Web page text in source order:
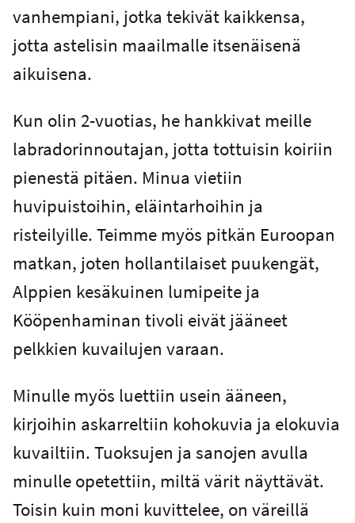
vanhempiani, jotka tekivät kaikkensa,
jotta astelisin maailmalle itsenäisenä
aikuisena.
Kun olin 2-vuotias, he hankkivat meille
labradorinnoutajan, jotta tottuisin koiriin
pienestä pitäen. Minua vietiin
huvipuistoihin, eläintarhoihin ja
risteilyille. Teimme myös pitkän Euroopan
matkan, joten hollantilaiset puukengät,
Alppien kesäkuinen lumipeite ja
Kööpenhaminan tivoli eivät jääneet
pelkkien kuvailujen varaan.
Minulle myös luettiin usein ääneen,
kirjoihin askarreltiin kohokuvia ja elokuvia
kuvailtiin. Tuoksujen ja sanojen avulla
minulle opetettiin, miltä värit näyttävät.
Toisin kuin moni kuvittelee, on väreillä